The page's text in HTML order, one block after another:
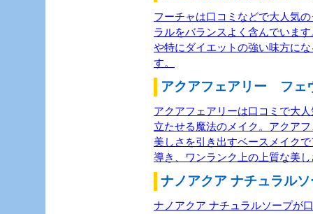
フーチャは口コミなどで大人気
ラルをバランスよく含んでいま
や特にダイエットの強い味方に
す。
アクアフェアリー フェ
アクアフェアリーは口コミで大
立たせる魔法のメイク。アクア
美しさを引き出すベースメイク
導き、ワンランク上の上質な美
ナノアクア ナチュラル
ナノアクア ナチュラルソープが